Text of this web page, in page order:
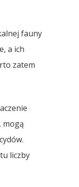
fauny
a ich
zatem
mogą
liczby